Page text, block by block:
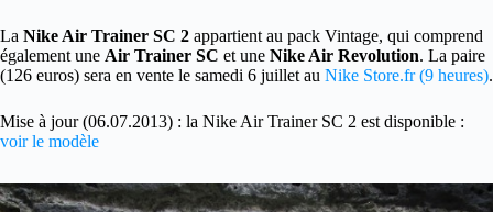
La Nike Air Trainer SC 2 appartient au pack Vintage, qui comprend
également une Air Trainer SC et une Nike Air Revolution. La paire
(126 euros) sera en vente le samedi 6 juillet au Nike Store.fr (9 heures).
Mise à jour (06.07.2013) : la Nike Air Trainer SC 2 est disponible :
voir le modèle